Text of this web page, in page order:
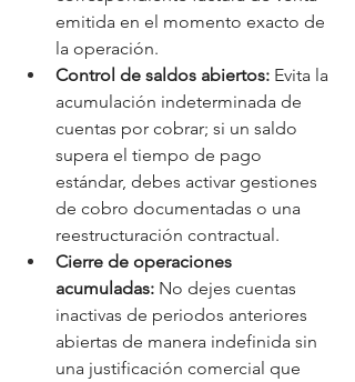
emitida en el momento exacto de
la operación.
Control de saldos abiertos: Evita la
acumulación indeterminada de
cuentas por cobrar; si un saldo
supera el tiempo de pago
estándar, debes activar gestiones
de cobro documentadas o una
reestructuración contractual.
Cierre de operaciones
acumuladas: No dejes cuentas
inactivas de periodos anteriores
abiertas de manera indefinida sin
una justificación comercial que